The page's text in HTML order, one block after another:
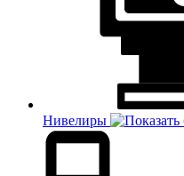
Нивелиры